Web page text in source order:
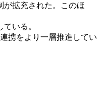
拡充された。このほ
いる。
携をより一層推進してい